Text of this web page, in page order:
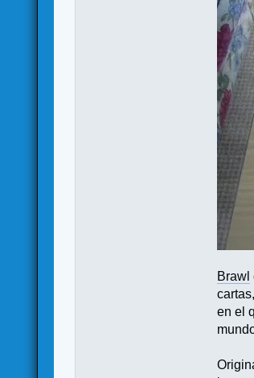
Brawl
en el